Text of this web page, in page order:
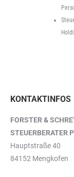
KONTAKTINFOS
FORSTER &
STEUERBERATER
Hauptstraße 40
84152 Mengkofen